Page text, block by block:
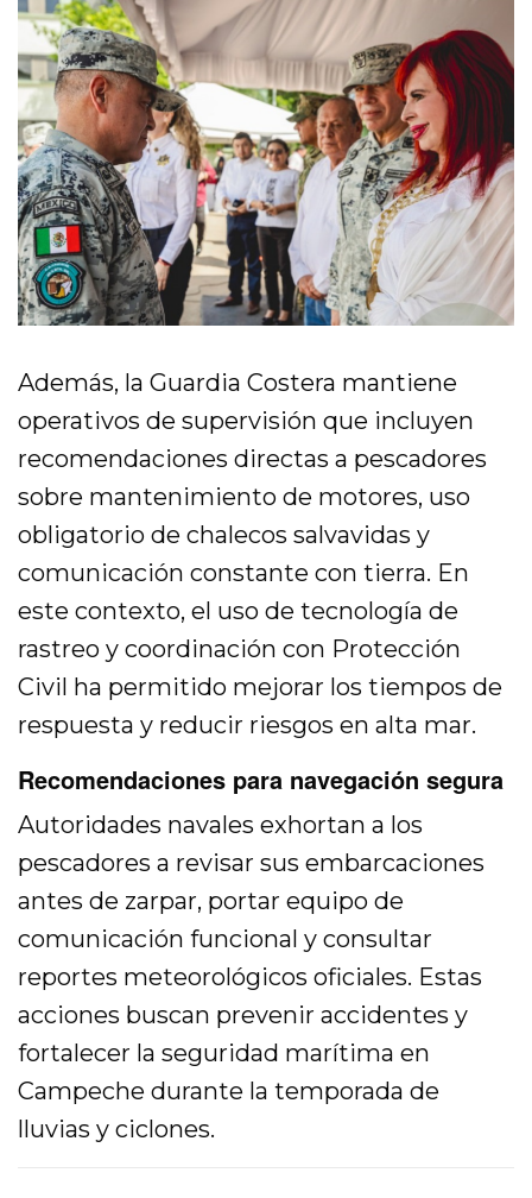
Además, la Guardia Costera mantiene
operativos de supervisión que incluyen
recomendaciones directas a pescadores
sobre mantenimiento de motores, uso
obligatorio de chalecos salvavidas y
comunicación constante con tierra. En
este contexto, el uso de tecnología de
rastreo y coordinación con Protección
Civil ha permitido mejorar los tiempos de
respuesta y reducir riesgos en alta mar.
Recomendaciones para navegación segura
Autoridades navales exhortan a los
pescadores a revisar sus embarcaciones
antes de zarpar, portar equipo de
comunicación funcional y consultar
reportes meteorológicos oficiales. Estas
acciones buscan prevenir accidentes y
fortalecer la seguridad marítima en
Campeche durante la temporada de
lluvias y ciclones.